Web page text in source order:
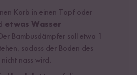
Korb in einen Topf oder
etwas Wasser
Bambusdämpfer soll etwa 1
sodass der Boden des
nass wird.